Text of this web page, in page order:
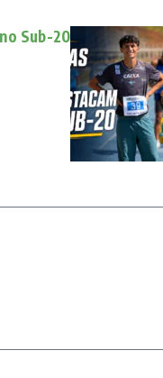
Sub-20